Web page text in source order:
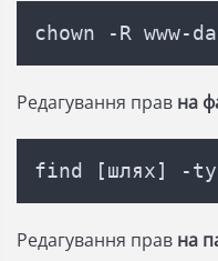
chown -R www-
Редагування прав на
find [шлях] -
Редагування прав на